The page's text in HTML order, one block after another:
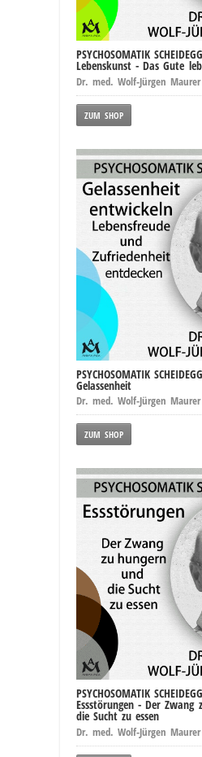
PSYCHOSOMATIK
Lebenskunst - Das Gute
Dr. med. Wolf-Jürgen Maurer
ZUM SHOP
PSYCHOSOMATIK
Gelassenheit
Dr. med. Wolf-Jürgen Maurer
ZUM SHOP
PSYCHOSOMATIK
Essstörungen - Der Zwang
die Sucht zu essen
Dr. med. Wolf-Jürgen Maurer